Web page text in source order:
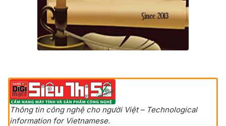
Thông tin công nghệ cho người Việt – Technological
information for Vietnamese.